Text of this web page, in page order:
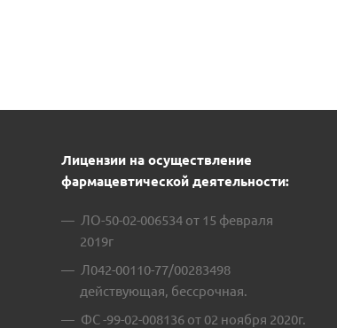
Лицензии на осуществление
фармацевтической деятельности:
ЛО-50-02-006534 от 15 февраля
2019г
Л042-00110-77/00283498
действующая, бессрочная.
ФС -99-02-008136 от 02 ноября 2020г.